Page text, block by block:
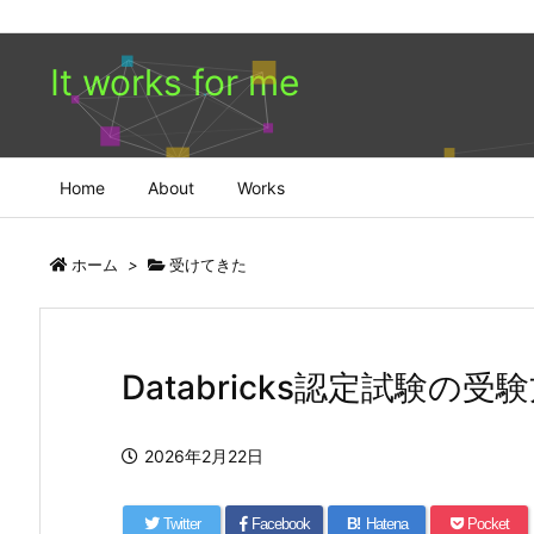
It works for me
Home About Works
ホーム > 受けてきた
Databricks認定試験の受
2026年2月22日
Twitter Facebook B! Hatena Pocket